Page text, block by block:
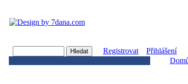
Registrovat
Přihlášení